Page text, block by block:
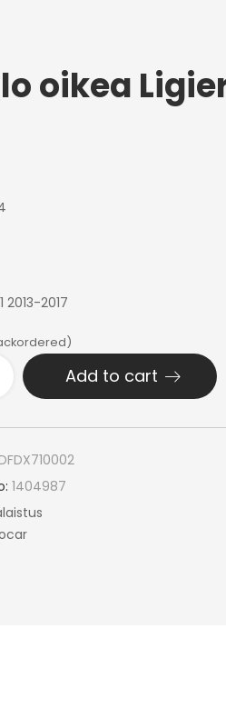
oikea
2013-2017
Add to cart
1404987